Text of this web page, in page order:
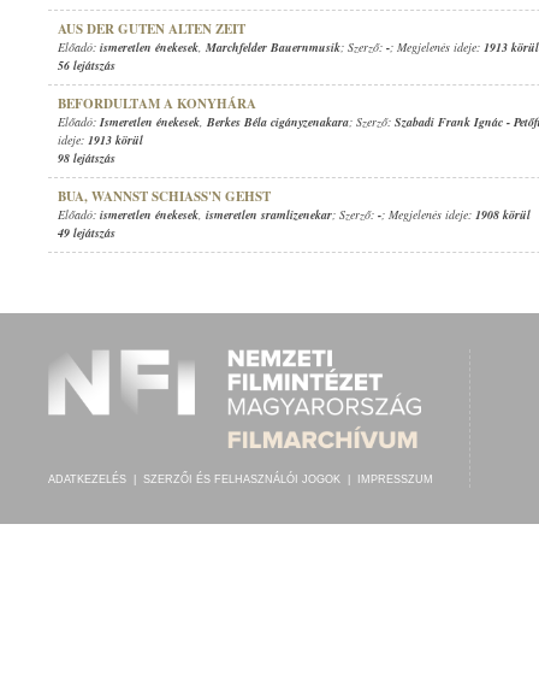
AUS DER GUTEN ALTEN ZEIT
Előadó: ismeretlen énekesek, Marchfelder Bauernmusik; Szerző: -; Megjelenés ideje: 1913 körül
56 lejátszás
BEFORDULTAM A KONYHÁRA
Előadó: Ismeretlen énekesek, Berkes Béla cigányzenakara; Szerző: Szabadi Frank Ignác -
ideje: 1913 körül
98 lejátszás
BUA, WANNST SCHIASS'N GEHST
Előadó: ismeretlen énekesek, ismeretlen sramlizenekar; Szerző: -; Megjelenés ideje: 1908 körül
49 lejátszás
ADATKEZELÉS SZERZŐI ÉS FELHASZNÁLÓI JOGOK IMPRESSZUM